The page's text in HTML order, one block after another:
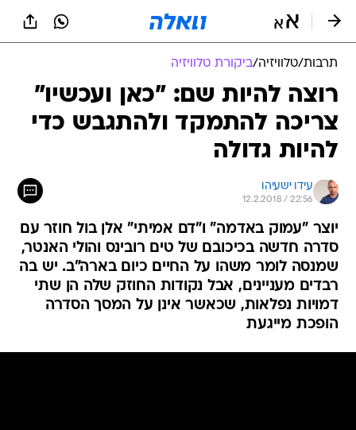
תרבות/טלוויזיה/ביקורת טלוויזיה
רוצה להיות שם: "כאן ועכשיו"
צריכה להתמקד ולהתגבש כדי
להיות גדולה
עידו ישעיהו
12.2.2018 / 22:56
יוצר "עמוק באדמה" ו"דם אמיתי" אלן בול חוזר עם
סדרה חדשה בכיכובם של טים רובינס והולי האנטר,
שמנסה לומר משהו על החיים כיום בארה"ב. יש בה
רבדים מעניינים, אבל נקודות החוזק שלה הן שתי
דמויות נפלאות, שכאשר אינן על המסך הסדרה
הופכת מייגעת